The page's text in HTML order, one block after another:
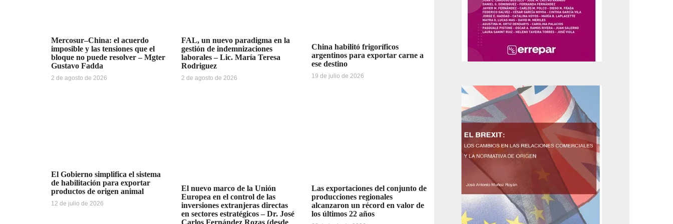
Mercosur–China: el acuerdo
imposible y las tensiones que el
bloque no puede resolver – Mgter
Gustavo Fadda
2 de agosto de 2026
FAL, un nuevo paradigma en la
gestión de indemnizaciones
laborales – Lic. María Teresa
Rodriguez
2 de agosto de 2026
China habilitó frigoríficos
argentinos para exportar carne a
ese destino
19 de julio de 2026
El Gobierno simplifica el sistema
de habilitación para exportar
productos de origen animal
12 de julio de 2026
El nuevo marco de la Unión
Europea en el control de las
inversiones extranjeras directas
en sectores estratégicos – Dr. José
Carlos Fernández Rozas (desde
Las exportaciones del conjunto de
producciones regionales
alcanzaron un récord en valor de
los últimos 22 años